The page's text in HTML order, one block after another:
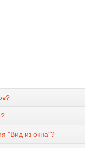
"Вид из окна"?